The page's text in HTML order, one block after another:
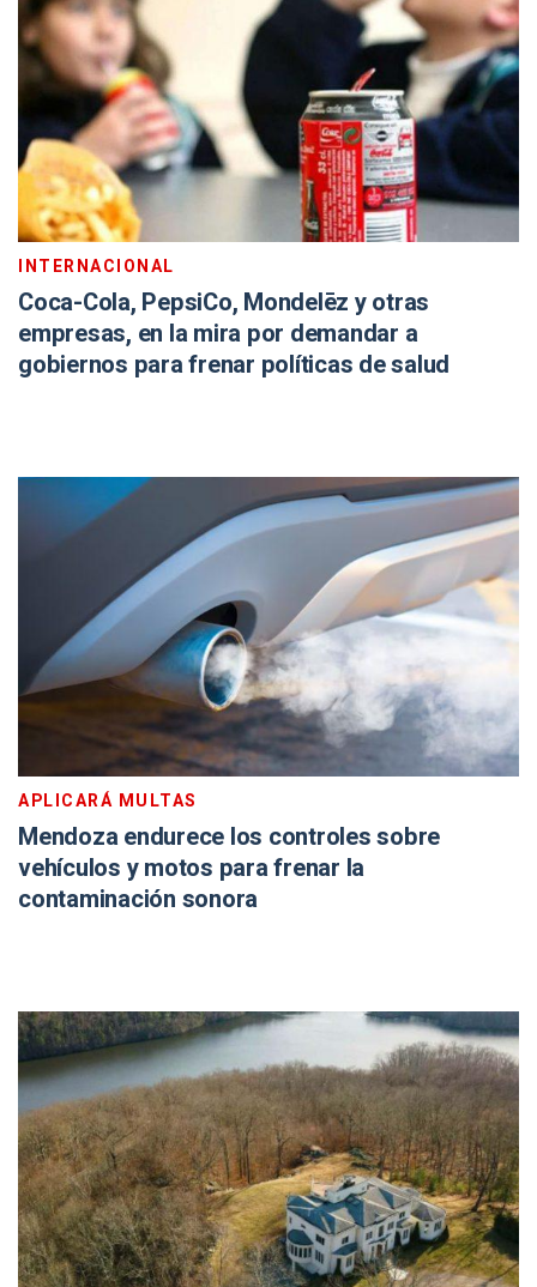
INTERNACIONAL
Coca-Cola, PepsiCo, Mondelēz y otras
empresas, en la mira por demandar a
gobiernos para frenar políticas de salud
APLICARÁ MULTAS
Mendoza endurece los controles sobre
vehículos y motos para frenar la
contaminación sonora